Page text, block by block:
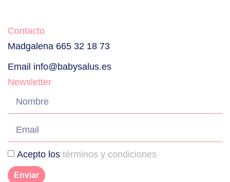
Contacto
Madgalena 665 32 18 73
Email info@babysalus.es
Newsletter
Acepto los términos y condiciones
Enviar